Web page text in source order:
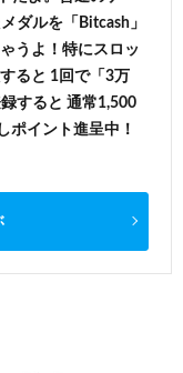
ダルを「Bitcash」
うよ！特にスロッ
ると 1回で「3万
すると 通常1,500
ポイント進呈中！